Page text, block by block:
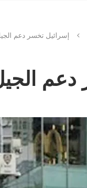
إسرائيل تخسر دعم
دعم